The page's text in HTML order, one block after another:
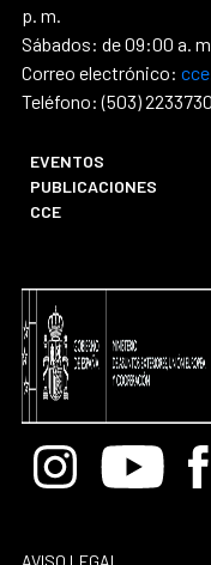
p. m.
Sábados: de 09:00 a.
Correo electrónico:
Teléfono: (503)
EVENTOS
PUBLICACIONES
CCE
InstagramYoutube